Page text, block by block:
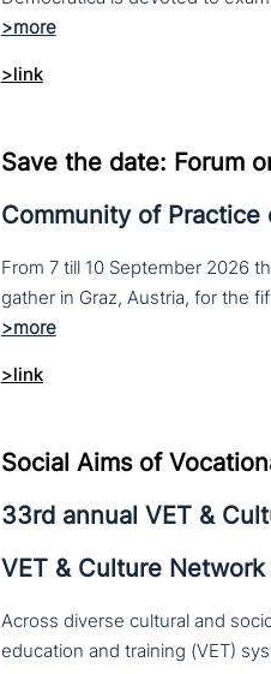
>link
Save the date: Forum
Community of Practice
From 7 till 10 September 2026
>link
Social Aims of
33rd annual VET &
VET & Culture Network
Across diverse cultural and